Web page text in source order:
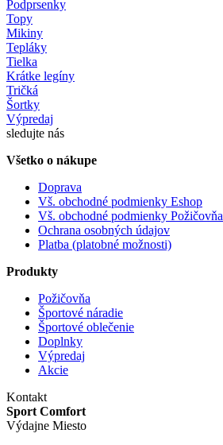
Podprsenky
Topy
Mikiny
Tepláky
Tielka
Krátke legíny
Tričká
Šortky
Výpredaj
sledujte nás
Všetko o nákupe
Doprava
Vš. obchodné podmienky Eshop
Vš. obchodné podmienky Požičovňa
Ochrana osobných údajov
Platba (platobné možnosti)
Produkty
Požičovňa
Športové náradie
Športové oblečenie
Doplnky
Výpredaj
Akcie
Kontakt
Sport Comfort
Výdajne Miesto